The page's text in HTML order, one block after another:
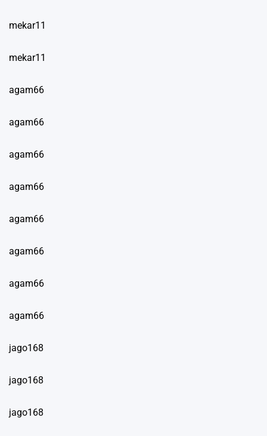
mekar11
mekar11
agam66
agam66
agam66
agam66
agam66
agam66
agam66
agam66
jago168
jago168
jago168